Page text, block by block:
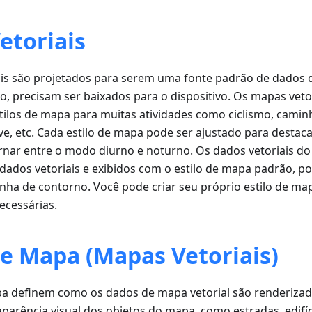
são projetados para serem uma fonte padrão de dados
precisam ser baixados para o dispositivo. Os mapas
de mapa para muitas atividades como ciclismo,
etc. Cada estilo de mapa pode ser ajustado para
entre o modo diurno e noturno. Os dados vetoriais
vetoriais e exibidos com o estilo de mapa padrão,
de contorno. Você pode criar seu próprio estilo de
Mapa (Mapas Vetoriais)
definem como os dados de mapa vetorial são